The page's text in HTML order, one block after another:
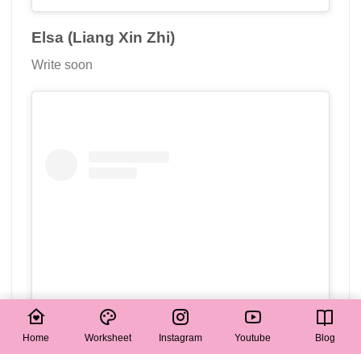
Elsa (Liang Xin Zhi)
Write soon
Home Worksheet Instagram Youtube Blog